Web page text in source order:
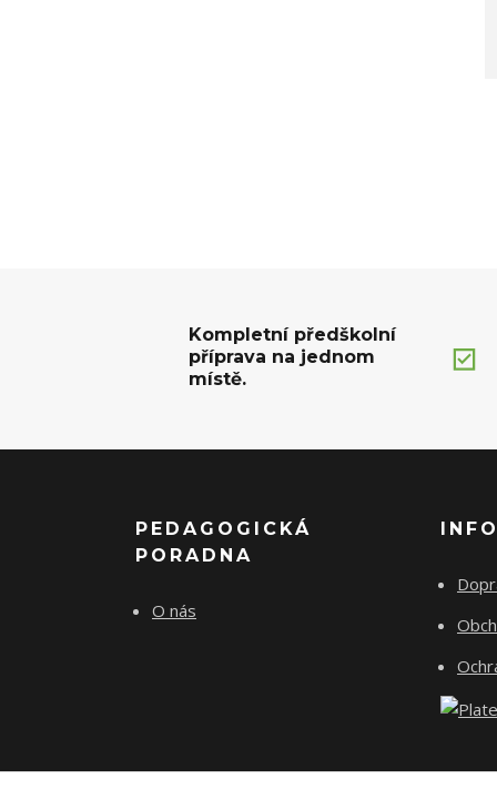
Kompletní předškolní
příprava na jednom
místě.
PEDAGOGICKÁ
PORADNA
O nás